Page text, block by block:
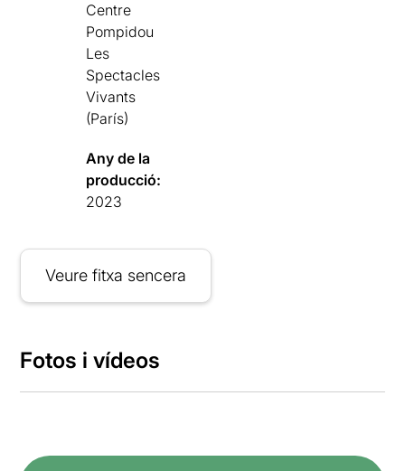
Centre
Pompidou
Les
Spectacles
Vivants
(París)
Any de la
producció:
2023
Veure fitxa sencera
Fotos i vídeos